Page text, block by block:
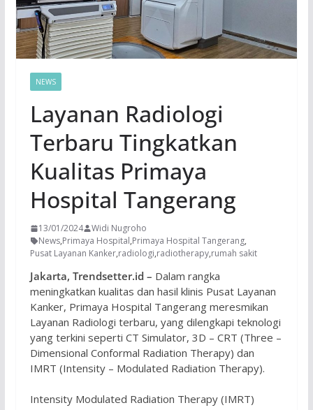
NEWS
Layanan Radiologi
Terbaru Tingkatkan
Kualitas Primaya
Hospital Tangerang
13/01/2024
Widi Nugroho
News,Primaya Hospital,Primaya Hospital Tangerang,
Pusat Layanan Kanker,radiologi,radiotherapy,rumah sakit
Jakarta, Trendsetter.id – Dalam rangka
meningkatkan kualitas dan hasil klinis Pusat Layanan
Kanker, Primaya Hospital Tangerang meresmikan
Layanan Radiologi terbaru, yang dilengkapi teknologi
yang terkini seperti CT Simulator, 3D – CRT (Three –
Dimensional Conformal Radiation Therapy) dan
IMRT (Intensity – Modulated Radiation Therapy).
Intensity Modulated Radiation Therapy (IMRT)